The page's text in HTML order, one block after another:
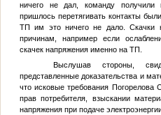
ничего не дал, команду
пришлось перетягивать контакты
ТП им это ничего не дало. Скачки
причинам, например если
скачек напряжения именно на ТП.
Выслушав стороны,
представленные доказательства и
что исковые требования
прав потребителя, взыскании
напряжения при подаче